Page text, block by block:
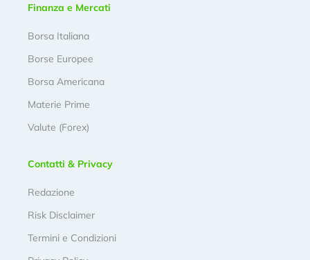
Finanza e Mercati
Borsa Italiana
Borse Europee
Borsa Americana
Materie Prime
Valute (Forex)
Contatti & Privacy
Redazione
Risk Disclaimer
Termini e Condizioni